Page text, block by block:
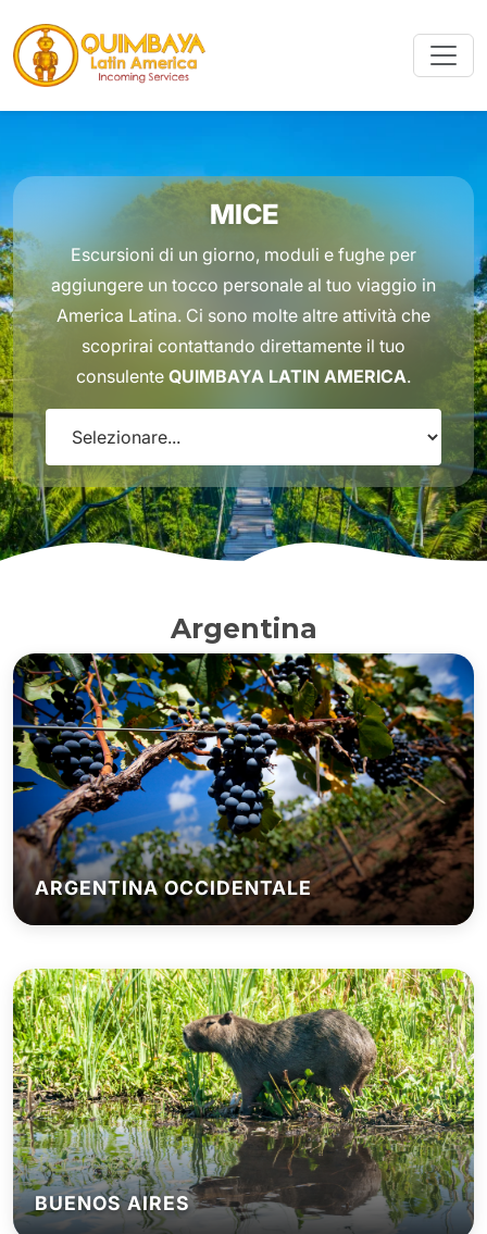
MICE
Escursioni di un giorno, moduli e fughe per
aggiungere un tocco personale al tuo viaggio in
America Latina. Ci sono molte altre attività che
scoprirai contattando direttamente il tuo
consulente QUIMBAYA LATIN AMERICA.
Argentina
ARGENTINA OCCIDENTALE
BUENOS AIRES